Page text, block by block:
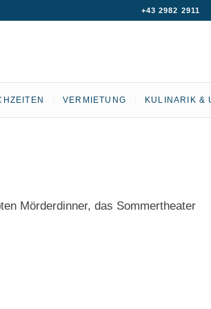
+43 2982 2911
VERMIETUNG KULINARIK &
Mörderdinner, das Sommertheater